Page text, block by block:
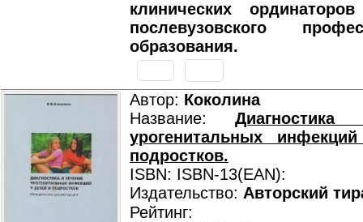
клинических
послевузовского
образования.
Автор: Коколина
Название:
урогенитальных
подростков.
ISBN: ISBN-13(EAN):
Издательство: Авторский
Рейтинг: